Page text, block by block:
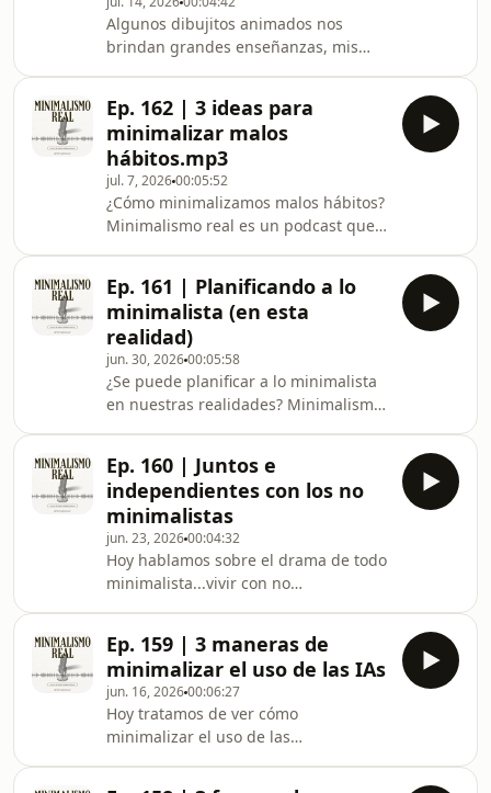
transcripción
en ⁠⁠⁠⁠⁠⁠⁠⁠⁠⁠⁠⁠www.minimalismoreal.com.arAhora
también podemos intercambiar ideas
a través del
correo: ⁠⁠⁠⁠⁠⁠⁠⁠⁠⁠⁠⁠hola@minimalismoreal.com.ar⁠⁠⁠⁠⁠⁠⁠⁠⁠⁠⁠⁠⁠⁠⁠⁠⁠⁠⁠
Algunos dibujitos animados nos
brindan grandes enseñanzas, mis
Minimalismo real es un podcast que
intenta dar cuenta de un
minimalismo en medio de la
incertidumbre de la economía
constantemente inestable de un país
latinoamericano. Podés ver la
transcripción
en ⁠⁠⁠⁠⁠⁠⁠⁠⁠⁠⁠⁠www.minimalismoreal.com.arAhora
también podemos intercambiar id
Ep. 162 | 3 ideas para
minimalizar malos
hábitos.mp3
jul. 7, 202600:05:52
¿Cómo minimalizamos malos hábitos?
Minimalismo real es un podcast que
incertidumbre de la economía
constantemente inestable de un país
latinoamericano. Podés ver la
transcripción
en ⁠⁠⁠⁠⁠⁠⁠⁠⁠⁠⁠⁠www.minimalismoreal.com.arAhora
también podemos intercambiar ideas
a través del
correo: ⁠⁠⁠⁠⁠⁠⁠⁠⁠⁠⁠⁠hola@minimalismoreal.com.ar⁠⁠⁠⁠⁠⁠⁠⁠⁠⁠⁠⁠⁠⁠⁠⁠⁠⁠⁠⁠⁠⁠⁠⁠Mús
Ep. 161 | Planificando a lo
minimalista (en esta
realidad)
jun. 30, 202600:05:58
¿Se puede planificar a lo minimalista
en nuestras realidades? Minimalismo
de la incertidumbre de la economía
constantemente inestable de un país
latinoamericano. Podés ver la
transcripción
en ⁠⁠⁠⁠⁠⁠⁠⁠⁠⁠⁠⁠www.minimalismoreal.com.arAhora
también podemos intercambiar ideas
a través del
correo: ⁠⁠⁠⁠⁠⁠⁠⁠⁠⁠⁠⁠hola@minimalismoreal.com.ar
Ep. 160 | Juntos e
independientes con los no
minimalistas
jun. 23, 202600:04:32
Hoy hablamos sobre el drama de todo
minimalista...vivir con no
minimalismo en medio de la
incertidumbre de la economía
constantemente inestable de un país
latinoamericano. Podés ver la
transcripción
en ⁠⁠⁠⁠⁠⁠⁠⁠⁠⁠⁠⁠www.minimalismoreal.com.arAhora
Ep. 159 | 3 maneras de
minimalizar el uso de las IAs
jun. 16, 202600:06:27
Hoy tratamos de ver cómo
minimalizar el uso de las